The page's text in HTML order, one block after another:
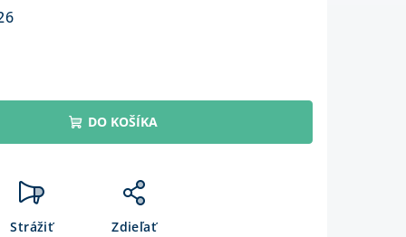
DO KOŠÍKA
Strážiť Zdieľať